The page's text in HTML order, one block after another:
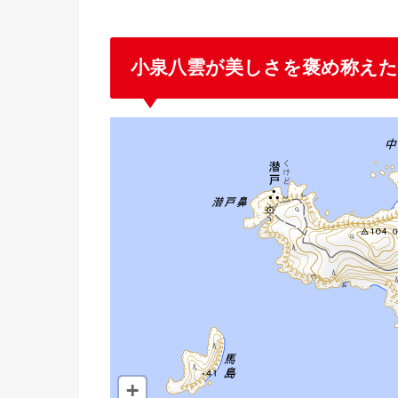
小泉八雲が美しさを褒め称え